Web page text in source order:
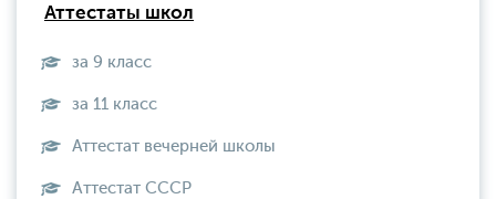
Аттестаты школ
за 9 класс
за 11 класс
Аттестат вечерней школы
Aттестат СССР